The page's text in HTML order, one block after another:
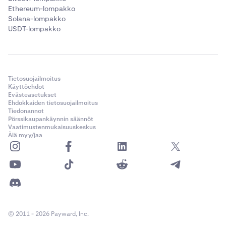
Sulkemisen jälkeen palaat Krakenin pääsivulle.
Lompakon saldot eivät enää näy tililläsi.
Ethereum-lompakko
Solana-lompakko
USDT-lompakko
Tietosuojailmoitus
Käyttöehdot
Evästeasetukset
Ehdokkaiden tietosuojailmoitus
Tiedonannot
Pörssikaupankäynnin säännöt
Vaatimustenmukaisuuskeskus
Älä myy/jaa
© 2011 - 2026 Payward, Inc.